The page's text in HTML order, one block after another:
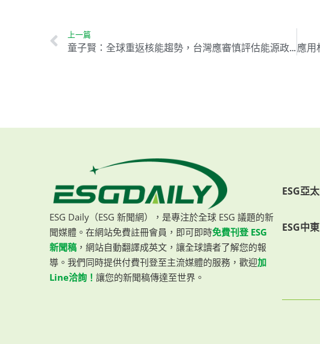
上一篇
童子賢：全球重返核能趨勢，台灣應審慎評估能源政策
ESG Daily（ESG 新聞網），是專注於全球 ESG 議題的新
聞媒體。在網站免費註冊會員，即可即時免費刊登 ESG
新聞稿 ，網站自動翻譯成英文，讓全球讀者了解您的報
導。我們同時提供付費刊登至主流媒體的服務，歡迎加
Line洽詢！ 讓您的新聞稿傳達至世界。
ESG亞太
ESG中東